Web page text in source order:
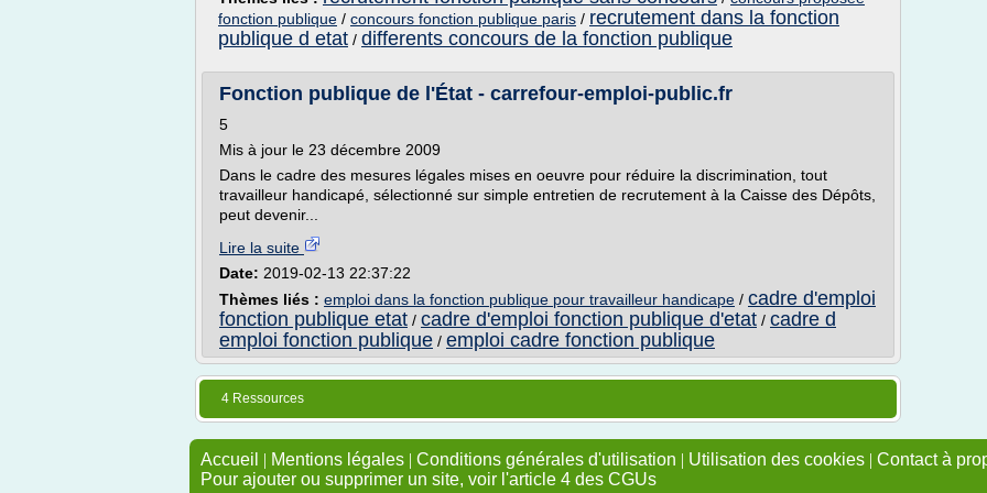
fonction publique / concours fonction publique paris / recrutement dans la fonction
publique d etat / differents concours de la fonction publique
Fonction publique de l'État - carrefour-emploi-public.fr
5
Mis à jour le 23 décembre 2009
Dans le cadre des mesures légales mises en oeuvre pour réduire la discrimination, tout
travailleur handicapé, sélectionné sur simple entretien de recrutement à la Caisse des Dépôts,
peut devenir...
Lire la suite
Date: 2019-02-13 22:37:22
Thèmes liés : emploi dans la fonction publique pour travailleur handicape / cadre d'emploi
fonction publique etat / cadre d'emploi fonction publique d'etat / cadre d
emploi fonction publique / emploi cadre fonction publique
4 Ressources
Accueil | Mentions légales | Conditions générales d'utilisation | Utilisation des cookies | Contact à
Pour ajouter ou supprimer un site, voir l'article 4 des CGUs